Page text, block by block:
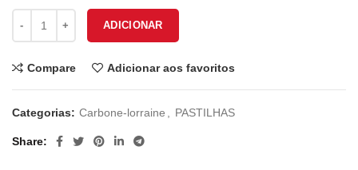
Quantidade de PASTILHAS TRAVÃO CL 2256 A3+
ADICIONAR
Compare Adicionar aos favoritos
Categorias: Carbone-lorraine PASTILHAS
Share